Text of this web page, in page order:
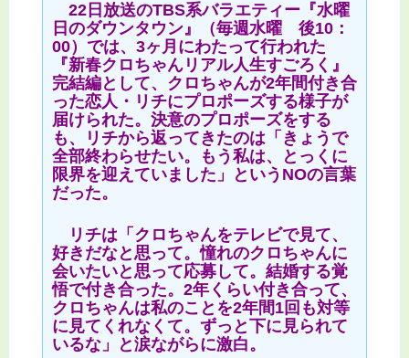
22日放送のTBS系バラエティー『水曜
日のダウンタウン』（毎週水曜 後10：
00）では、3ヶ月にわたって行われた
『新春クロちゃんリアル人生すごろく』
完結編として、クロちゃんが2年間付き合
った恋人・リチにプロポーズする様子が
届けられた。決意のプロポーズをする
も、リチから返ってきたのは「きょうで
全部終わらせたい。もう私は、とっくに
限界を迎えていました」というNOの言葉
だった。
リチは「クロちゃんをテレビで見て、
好きだなと思って。憧れのクロちゃんに
会いたいと思って応募して。結婚する覚
悟で付き合った。2年くらい付き合って、
クロちゃんは私のことを2年間1回も対等
に見てくれなくて。ずっと下に見られて
いるな」と涙ながらに激白。